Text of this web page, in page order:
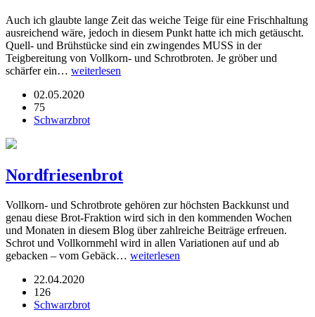
Auch ich glaubte lange Zeit das weiche Teige für eine Frischhaltung
ausreichend wäre, jedoch in diesem Punkt hatte ich mich getäuscht.
Quell- und Brühstücke sind ein zwingendes MUSS in der
Teigbereitung von Vollkorn- und Schrotbroten. Je gröber und
schärfer ein… weiterlesen
02.05.2020
75
Schwarzbrot
Nordfriesenbrot
Vollkorn- und Schrotbrote gehören zur höchsten Backkunst und
genau diese Brot-Fraktion wird sich in den kommenden Wochen
und Monaten in diesem Blog über zahlreiche Beiträge erfreuen.
Schrot und Vollkornmehl wird in allen Variationen auf und ab
gebacken – vom Gebäck… weiterlesen
22.04.2020
126
Schwarzbrot